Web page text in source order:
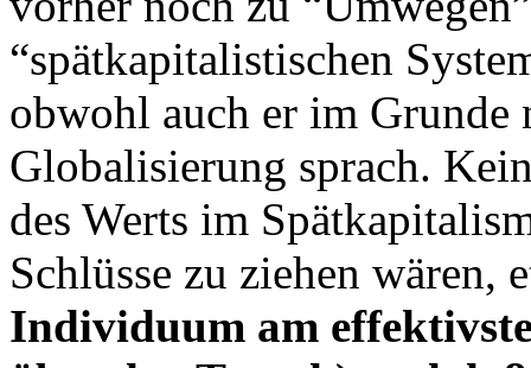
“spätkapitalistischen
obwohl auch er im Grunde
Globalisierung sprach.
des Werts im
Schlüsse zu ziehen wären,
Individuum am